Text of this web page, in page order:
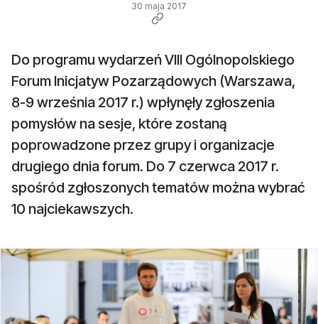
30 maja 2017
Do programu wydarzeń VIII Ogólnopolskiego
Forum Inicjatyw Pozarządowych (Warszawa,
8-9 września 2017 r.) wpłynęły zgłoszenia
pomysłów na sesje, które zostaną
poprowadzone przez grupy i organizacje
drugiego dnia forum. Do 7 czerwca 2017 r.
spośród zgłoszonych tematów można wybrać
10 najciekawszych.